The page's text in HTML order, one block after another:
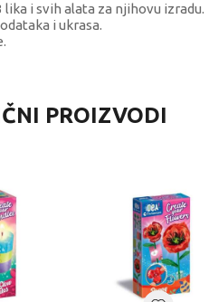
i svih alata za njihovu izradu.
i ukrasa.
PROIZVODI